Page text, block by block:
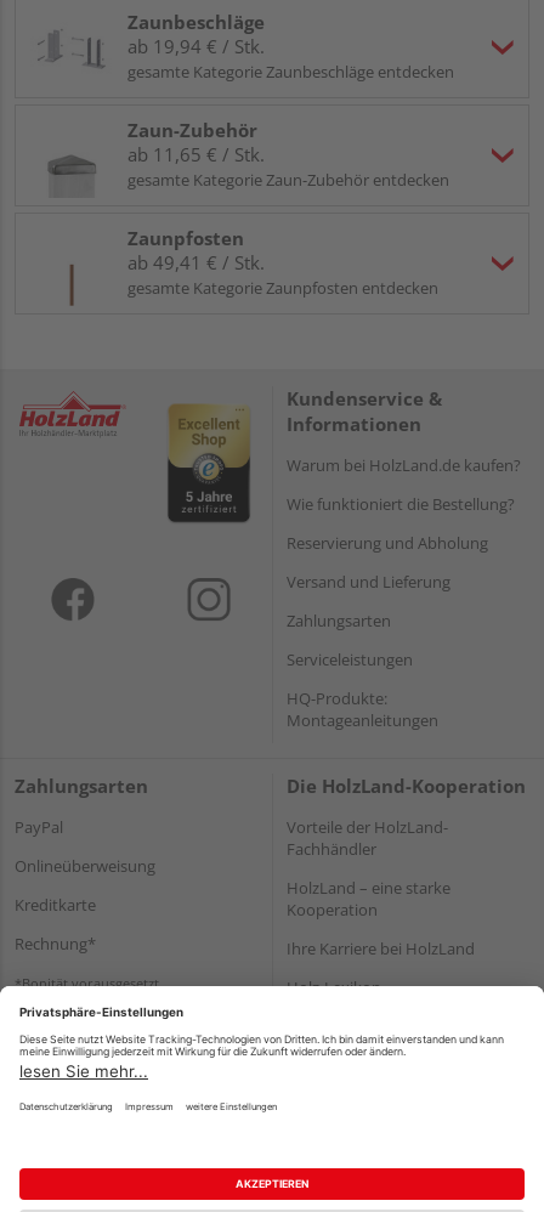
Zaunbeschläge
ab 19,94 € / Stk.
gesamte Kategorie Zaunbeschläge entdecken
Zaun-Zubehör
ab 11,65 € / Stk.
gesamte Kategorie Zaun-Zubehör entdecken
Zaunpfosten
ab 49,41 € / Stk.
gesamte Kategorie Zaunpfosten entdecken
Kundenservice &
Informationen
Warum bei HolzLand.de kaufen?
Wie funktioniert die Bestellung?
Reservierung und Abholung
Versand und Lieferung
Zahlungsarten
Serviceleistungen
HQ-Produkte:
Montageanleitungen
Zahlungsarten
PayPal
Onlineüberweisung
Kreditkarte
Rechnung*
*Bonität vorausgesetzt
Die HolzLand-Kooperation
Vorteile der HolzLand-
Fachhändler
HolzLand – eine starke
Kooperation
Ihre Karriere bei HolzLand
Holz-Lexikon
Impressum Datenschutz
Nutzungsbedingungen
Barrierefreiheitserklärung
Vertrag widerrufen